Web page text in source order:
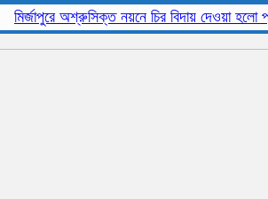
অশ্রুসিক্ত নয়নে চির বিদায় দেওয়া হলো প্রবীন